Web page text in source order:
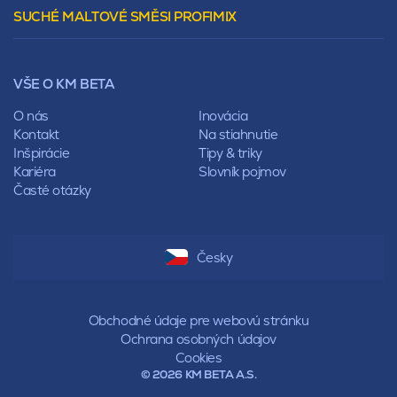
Stanová
Mansardová
Pultová
Sedlová
Polovalbová
Stanová
Mansardová
Pultová
Hodonka
Preklady
Lícové murivo
Pálené zdivo Profiblok
Nosné murivo
Priečky
Vencovky
Preklady
SUCHÉ MALTOVÉ SMĚSI PROFIMIX
VŠE O KM BETA
O nás
Inovácia
Kontakt
Na stiahnutie
Inšpirácie
Tipy & triky
Kariéra
Slovník pojmov
Časté otázky
Česky
© 2026 KM BETA A.S.
Obchodné údaje pre webovú stránku
Ochrana osobných údajov
Cookies